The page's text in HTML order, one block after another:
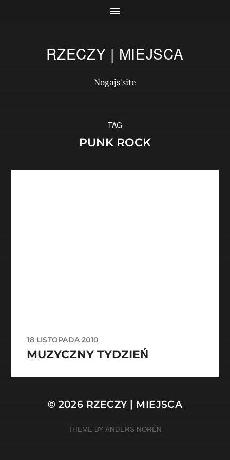
RZECZY | MIEJSCA
Nogajs'site
TAG
PUNK ROCK
18 LISTOPADA 2010
MUZYCZNY TYDZIEŃ
© 2026 RZECZY | MIEJSCA
THEME BY ANDERS NORÉN